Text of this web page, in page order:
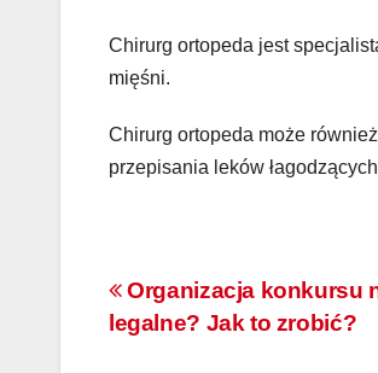
Chirurg ortopeda jest
mięśni.
Chirurg ortopeda może
przepisania leków
Nawigacja
wpisu
Organizacja konkursu
legalne? Jak to zrobić?
dlaczego
uznawane
STY 29, 2026